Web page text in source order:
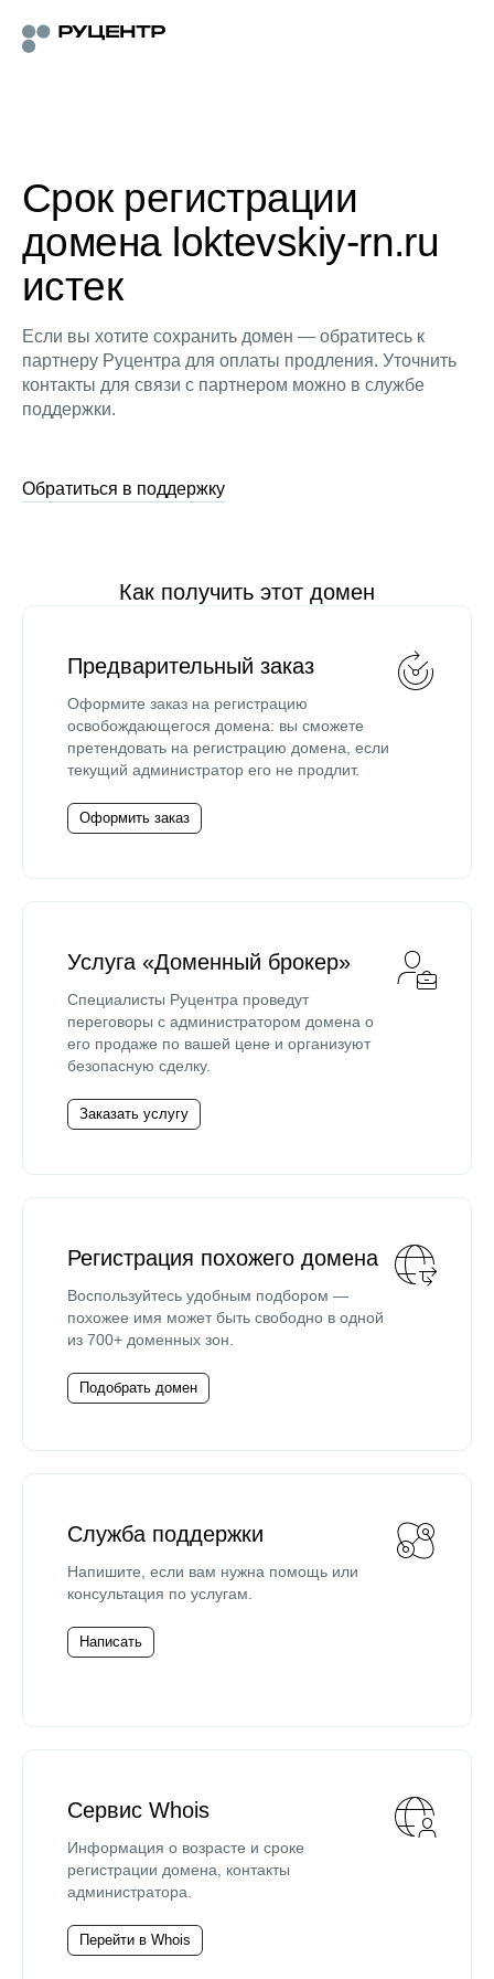
Срок регистрации
домена loktevskiy-rn.ru
истек
Если вы хотите сохранить домен — обратитесь к
партнеру Руцентра для оплаты продления. Уточнить
контакты для связи с партнером можно в службе
поддержки.
Обратиться в поддержку
Как получить этот домен
Предварительный заказ
Оформите заказ на регистрацию
освобождающегося домена: вы сможете
претендовать на регистрацию домена, если
текущий администратор его не продлит.
Оформить заказ
Услуга «Доменный брокер»
Специалисты Руцентра проведут
переговоры с администратором домена о
его продаже по вашей цене и организуют
безопасную сделку.
Заказать услугу
Регистрация похожего домена
Воспользуйтесь удобным подбором —
похожее имя может быть свободно в одной
из 700+ доменных зон.
Подобрать домен
Служба поддержки
Напишите, если вам нужна помощь или
консультация по услугам.
Написать
Сервис Whois
Информация о возрасте и сроке
регистрации домена, контакты
администратора.
Перейти в Whois